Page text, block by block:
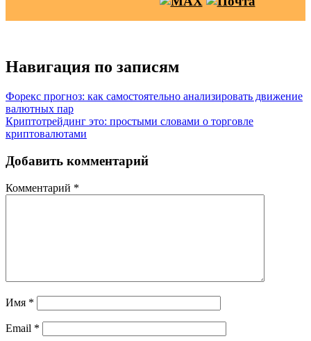
Навигация по записям
Форекс прогноз: как самостоятельно анализировать движение
валютных пар
Криптотрейдинг это: простыми словами о торговле
криптовалютами
Добавить комментарий
Комментарий *
Имя *
Email *